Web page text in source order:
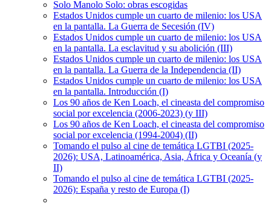
Solo Manolo Solo: obras escogidas
Estados Unidos cumple un cuarto de milenio: los USA
en la pantalla. La Guerra de Secesión (IV)
Estados Unidos cumple un cuarto de milenio: los USA
en la pantalla. La esclavitud y su abolición (III)
Estados Unidos cumple un cuarto de milenio: los USA
en la pantalla. La Guerra de la Independencia (II)
Estados Unidos cumple un cuarto de milenio: los USA
en la pantalla. Introducción (I)
Los 90 años de Ken Loach, el cineasta del compromiso
social por excelencia (2006-2023) (y III)
Los 90 años de Ken Loach, el cineasta del compromiso
social por excelencia (1994-2004) (II)
Tomando el pulso al cine de temática LGTBI (2025-
2026): USA, Latinoamérica, Asia, África y Oceanía (y
II)
Tomando el pulso al cine de temática LGTBI (2025-
2026): España y resto de Europa (I)